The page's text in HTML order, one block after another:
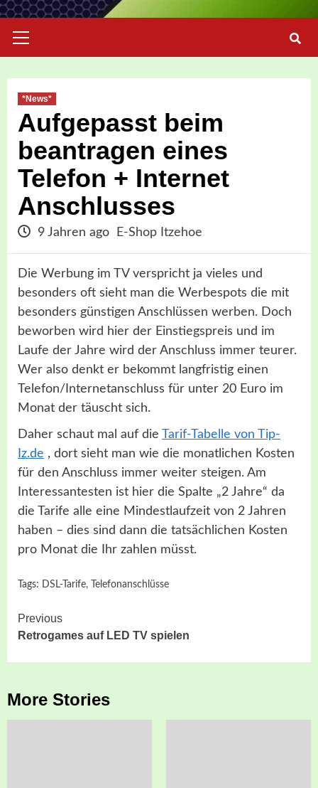
Menu
*News*
Aufgepasst beim
beantragen eines
Telefon + Internet
Anschlusses
9 Jahren ago E-Shop Itzehoe
Die Werbung im TV verspricht ja vieles und
besonders oft sieht man die Werbespots die mit
besonders günstigen Anschlüssen werben. Doch
beworben wird hier der Einstiegspreis und im
Laufe der Jahre wird der Anschluss immer teurer.
Wer also denkt er bekommt langfristig einen
Telefon/Internetanschluss für unter 20 Euro im
Monat der täuscht sich.
Daher schaut mal auf die
Tarif-Tabelle von Tip-
Iz.de , dort sieht man wie die monatlichen Kosten
für den Anschluss immer weiter steigen. Am
Interessantesten ist hier die Spalte „2 Jahre“ da
die Tarife alle eine Mindestlaufzeit von 2 Jahren
haben – dies sind dann die tatsächlichen Kosten
pro Monat die Ihr zahlen müsst.
Tags: DSL-Tarife, Telefonanschlüsse
Continue
Reading
Previous
Retrogames auf LED TV spielen
More Stories